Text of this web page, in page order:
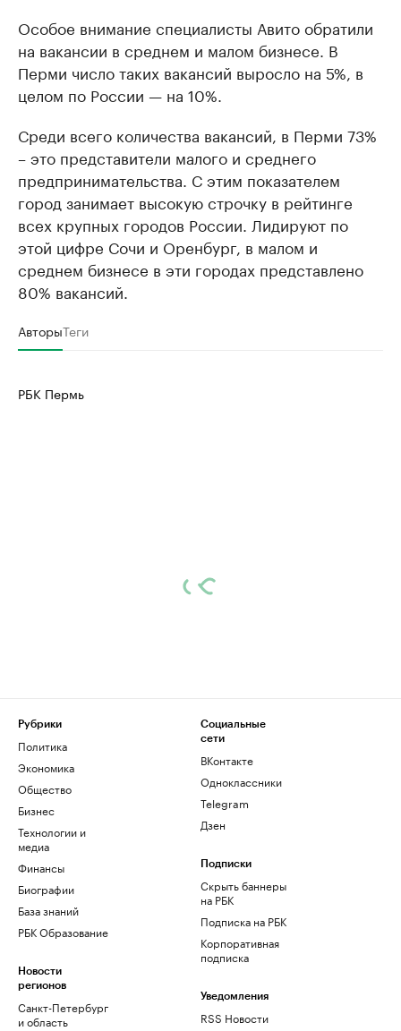
Особое внимание специалисты Авито обратили
на вакансии в среднем и малом бизнесе. В
Перми число таких вакансий выросло на 5%, в
целом по России — на 10%.
Среди всего количества вакансий, в Перми 73%
– это представители малого и среднего
предпринимательства. С этим показателем
город занимает высокую строчку в рейтинге
всех крупных городов России. Лидируют по
этой цифре Сочи и Оренбург, в малом и
среднем бизнесе в эти городах представлено
80% вакансий.
АвторыТеги
РБК Пермь
Рубрики
Политика
Экономика
Общество
Бизнес
Технологии и
медиа
Финансы
Биографии
База знаний
РБК Образование
Новости
регионов
Санкт-Петербург
и область
Социальные
сети
ВКонтакте
Одноклассники
Telegram
Дзен
Подписки
Скрыть баннеры
на РБК
Подписка на РБК
Корпоративная
подписка
Уведомления
RSS Новости